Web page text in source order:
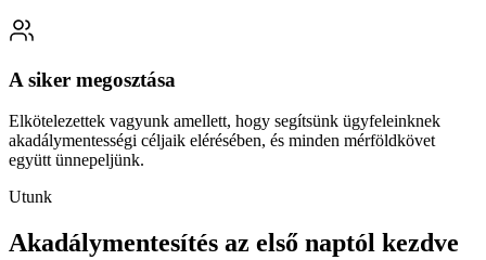
A siker megosztása
Elkötelezettek vagyunk amellett, hogy segítsünk ügyfeleinknek
akadálymentességi céljaik elérésében, és minden mérföldkövet
együtt ünnepeljünk.
Utunk
Akadálymentesítés az első naptól kezdve